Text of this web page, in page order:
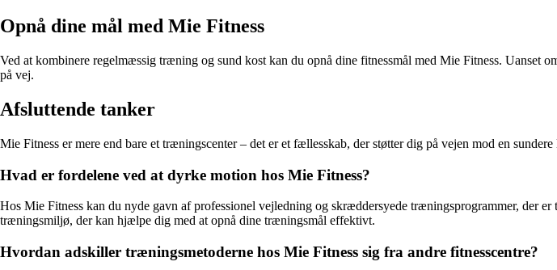
Opnå dine mål med Mie Fitness
Ved at kombinere regelmæssig træning og sund kost kan du opnå dine fitnessmål med Mie Fitness.
på vej.
Afsluttende tanker
Mie Fitness er mere end bare et træningscenter – det er et fællesskab, der støtter dig på vejen mod en
Hvad er fordelene ved at dyrke motion hos Mie Fitness?
Hos Mie Fitness kan du nyde gavn af professionel vejledning og skræddersyede træningsprogrammer, der
træningsmiljø, der kan hjælpe dig med at opnå dine træningsmål effektivt.
Hvordan adskiller træningsmetoderne hos Mie Fitness sig fra andre fitnesscentre?